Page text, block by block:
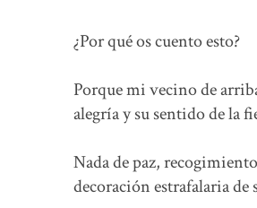
¿Por qué os cuento esto?
Porque mi vecino de
alegría y su sentido de la
Nada de paz,
decoración estrafalaria de